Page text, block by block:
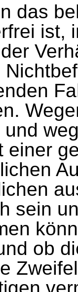
das
ist,
und
einer
sein
ob